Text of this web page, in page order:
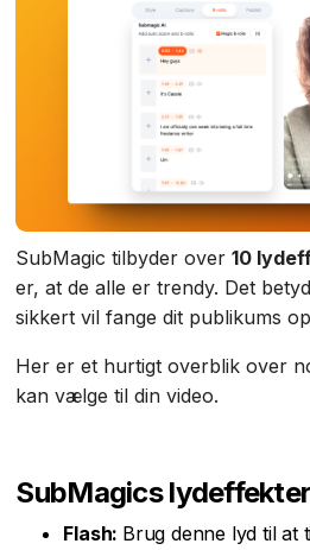
SubMagic tilbyder over10
er, at de alle er trendy. Det
sikkert vil fange dit publikums
Her er et hurtigt overblik over
kan vælge til din video.
SubMagics
Flash: Brug denne lyd til at